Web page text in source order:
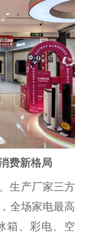
费新格局
生产厂家三方
全场家电最高
箱、彩电、空